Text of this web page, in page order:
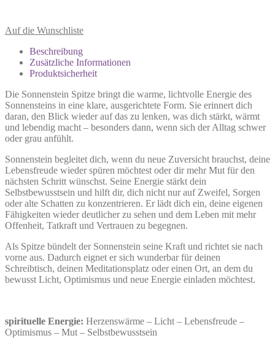
Auf die Wunschliste
Beschreibung
Zusätzliche Informationen
Produktsicherheit
Die Sonnenstein Spitze bringt die warme, lichtvolle Energie des
Sonnensteins in eine klare, ausgerichtete Form. Sie erinnert dich
daran, den Blick wieder auf das zu lenken, was dich stärkt, wärmt
und lebendig macht – besonders dann, wenn sich der Alltag schwer
oder grau anfühlt.
Sonnenstein begleitet dich, wenn du neue Zuversicht brauchst, deine
Lebensfreude wieder spüren möchtest oder dir mehr Mut für den
nächsten Schritt wünschst. Seine Energie stärkt dein
Selbstbewusstsein und hilft dir, dich nicht nur auf Zweifel, Sorgen
oder alte Schatten zu konzentrieren. Er lädt dich ein, deine eigenen
Fähigkeiten wieder deutlicher zu sehen und dem Leben mit mehr
Offenheit, Tatkraft und Vertrauen zu begegnen.
Als Spitze bündelt der Sonnenstein seine Kraft und richtet sie nach
vorne aus. Dadurch eignet er sich wunderbar für deinen
Schreibtisch, deinen Meditationsplatz oder einen Ort, an dem du
bewusst Licht, Optimismus und neue Energie einladen möchtest.
spirituelle Energie: Herzenswärme – Licht – Lebensfreude –
Optimismus – Mut – Selbstbewusstsein